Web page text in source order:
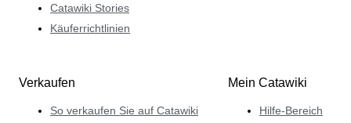
Catawiki Stories
Käuferrichtlinien
Verkaufen
So verkaufen Sie auf Catawiki
Mein Catawiki
Hilfe-Bereich